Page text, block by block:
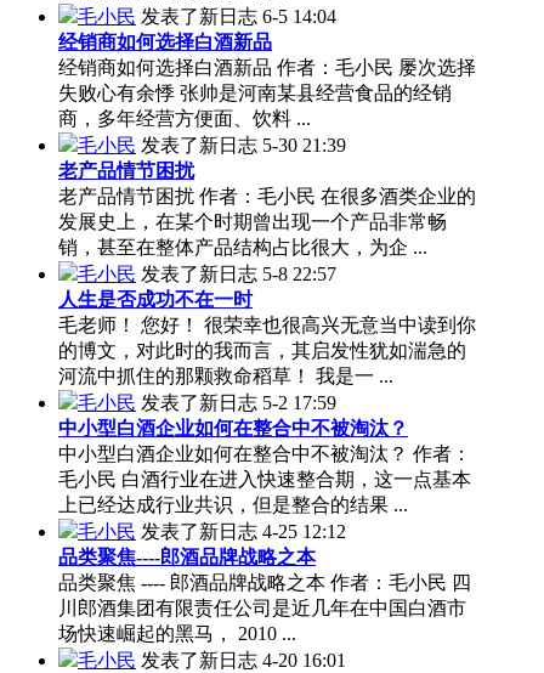
毛小民 发表了新日志 6-5 14:04
经销商如何选择白酒新品
经销商如何选择白酒新品 作者：毛小民 屡次选择
失败心有余悸 张帅是河南某县经营食品的经销
商，多年经营方便面、饮料 ...
毛小民 发表了新日志 5-30 21:39
老产品情节困扰
老产品情节困扰 作者：毛小民 在很多酒类企业的
发展史上，在某个时期曾出现一个产品非常畅
销，甚至在整体产品结构占比很大，为企 ...
毛小民 发表了新日志 5-8 22:57
人生是否成功不在一时
毛老师！ 您好！ 很荣幸也很高兴无意当中读到你
的博文，对此时的我而言，其启发性犹如湍急的
河流中抓住的那颗救命稻草！ 我是一 ...
毛小民 发表了新日志 5-2 17:59
中小型白酒企业如何在整合中不被淘汰？
中小型白酒企业如何在整合中不被淘汰？ 作者：
毛小民 白酒行业在进入快速整合期，这一点基本
上已经达成行业共识，但是整合的结果 ...
毛小民 发表了新日志 4-25 12:12
品类聚焦----郎酒品牌战略之本
品类聚焦 ---- 郎酒品牌战略之本 作者：毛小民 四
川郎酒集团有限责任公司是近几年在中国白酒市
场快速崛起的黑马， 2010 ...
毛小民 发表了新日志 4-20 16:01